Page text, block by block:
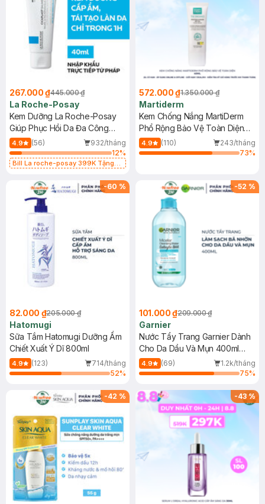
267.000 ₫445.000 ₫
La Roche-Posay
Kem Dưỡng La Roche-Posay
Giúp Phục Hồi Da Đa Công
Dụng 40ml
4.9 (56)
932/tháng
12%
Bill La roche-posay 399K Tặng
(SL có hạn)
572.000 ₫1.350.000 ₫
Martiderm
Kem Chống Nắng MartiDerm
Phổ Rộng Bảo Vệ Toàn Diện
40ml
4.9 (110)
243/tháng
73%
-60 %
82.000 ₫205.000 ₫
Hatomugi
Sữa Tắm Hatomugi Dưỡng Ẩm
Chiết Xuất Ý Dĩ 800ml
4.9 (123)
714/tháng
52%
-52 %
101.000 ₫209.000 ₫
Garnier
Nước Tẩy Trang Garnier Dành
Cho Da Dầu Và Mụn 400ml
(Mới)
4.9 (69)
1.2k/tháng
75%
-42 % -43%